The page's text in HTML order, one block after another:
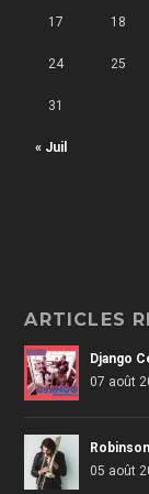
« Juil
17 18
24 25
31
ARTICLES
Django
07 août
05 août